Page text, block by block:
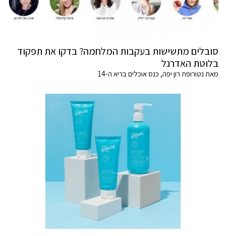
סובלים מתשישות בעקבות המלחמה? בדקו את תפקוד
בלוטת האדרנל
מאת נטורופת רון יפה, כנס אוכלים בריא ה-14